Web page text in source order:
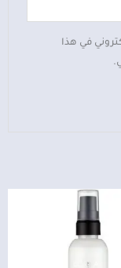
في هذا